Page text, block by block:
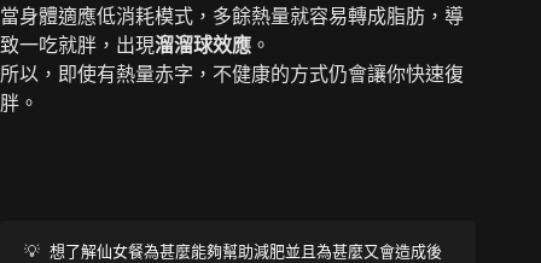
當身體適應低消耗模式，多餘熱量就容易轉成脂肪，導
致一吃就胖，出現溜溜球效應 。
所以，即使有熱量赤字，不健康的方式仍會讓你快速復
胖。
💡 想了解仙女餐為甚麼能夠幫助減肥並且為甚麼又會造成後